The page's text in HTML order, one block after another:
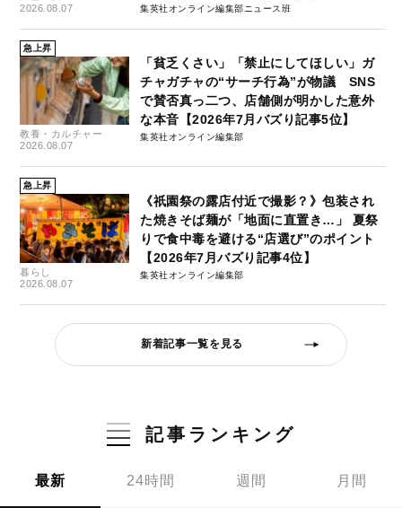
2026.08.07
集英社オンライン編集部ニュース班
急上昇
教養・カルチャー
2026.08.07
「貧乏くさい」「禁止にしてほしい」ガ
チャガチャの“サーチ行為”が物議 SNS
で賛否真っ二つ、店舗側が明かした意外
な本音【2026年7月バズり記事5位】
集英社オンライン編集部
急上昇
暮らし
2026.08.07
《祇園祭の露店付近で撮影？》包装され
た焼きそば麺が「地面に直置き…」 夏祭
りで食中毒を避ける“店選び”のポイント
【2026年7月バズり記事4位】
集英社オンライン編集部
新着記事一覧を見る
記事ランキング
最新 24時間 週間 月間